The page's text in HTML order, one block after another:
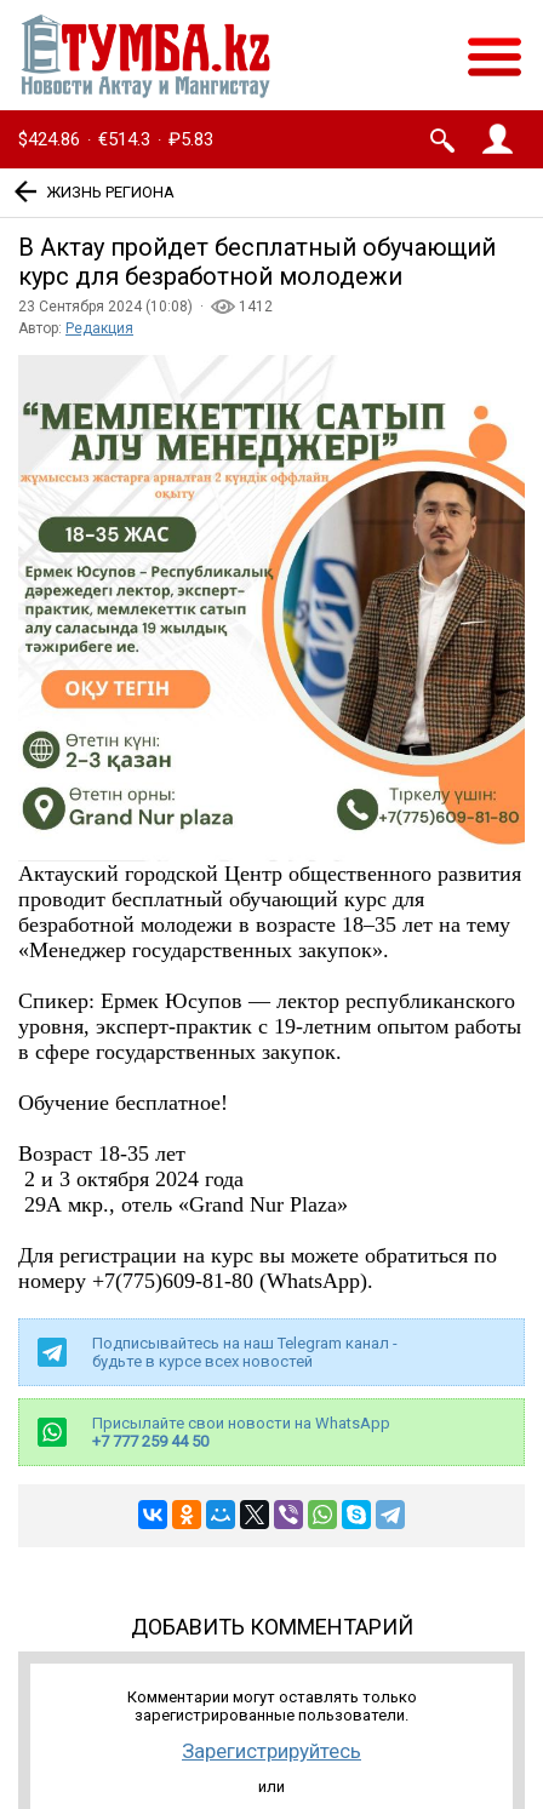
$424.86 · €514.3 · ₽5.83
ЖИЗНЬ РЕГИОНА
В Актау пройдет бесплатный обучающий
курс для безработной молодежи
23 Сентября 2024 (10:08) ·
1412
Автор: Редакция
Актауский городской Центр общественного развития
проводит бесплатный обучающий курс для
безработной молодежи в возрасте 18–35 лет на тему
«Менеджер государственных закупок».
Спикер: Ермек Юсупов — лектор республиканского
уровня, эксперт-практик с 19-летним опытом работы
в сфере государственных закупок.
Обучение бесплатное!
Возраст 18-35 лет
️ ️2 и 3 октября 2024 года
29А мкр., отель «Grand Nur Plaza»
Для регистрации на курс вы можете обратиться по
номеру +7(775)609-81-80 (WhatsApp).
Подписывайтесь на наш Telegram канал -
будьте в курсе всех новостей
Присылайте свои новости на WhatsApp
+7 777 259 44 50
ДОБАВИТЬ КОММЕНТАРИЙ
Комментарии могут оставлять только
зарегистрированные пользователи.
Зарегистрируйтесь
или